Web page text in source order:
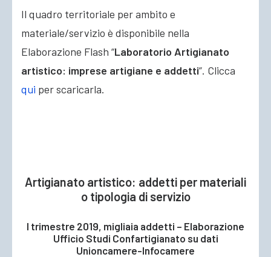
Il quadro territoriale per ambito e
materiale/servizio è disponibile nella
Elaborazione Flash “Laboratorio Artigianato
artistico: imprese artigiane e addetti”. Clicca
qui per scaricarla.
Artigianato artistico: addetti per materiali
o tipologia di servizio
I trimestre 2019, migliaia addetti – Elaborazione
Ufficio Studi Confartigianato su dati
Unioncamere-Infocamere